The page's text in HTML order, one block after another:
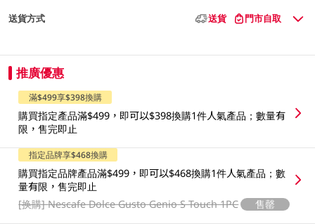
送貨方式 送貨 門市自取
推廣優惠
滿$499享$398換購
購買指定產品滿$499，即可以$398換購1件人氣產品；數量有
限，售完即止
指定品牌享$468換購
購買指定品牌產品滿$499，即可以$468換購1件人氣產品；數
量有限，售完即止
[换購]Nescafe Dolce Gusto Genio S Touch 1PC 售罄